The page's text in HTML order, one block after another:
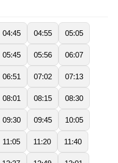
04:45 04:55 05:05
05:45 05:56 06:07
06:51 07:02 07:13
08:01 08:15 08:30
09:30 09:45 10:05
11:05 11:20 11:40